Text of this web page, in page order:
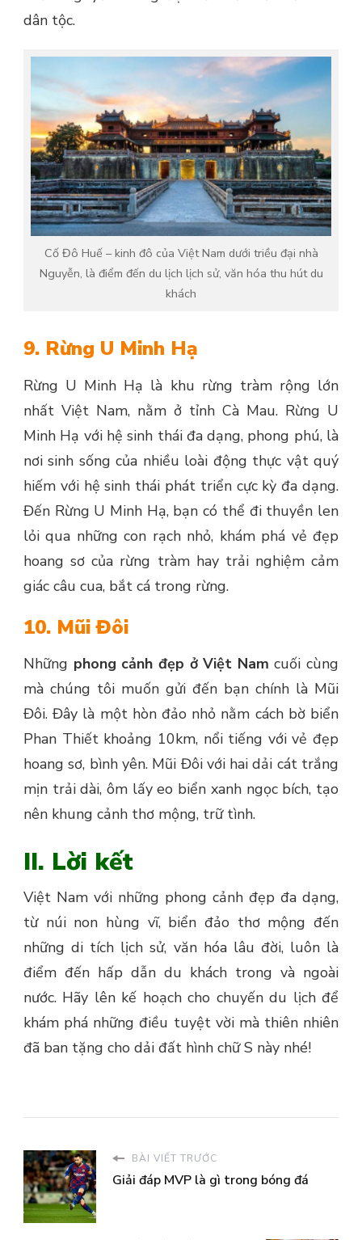
dân tộc.
Cố Đô Huế – kinh đô của Việt Nam dưới triều đại nhà
Nguyễn, là điểm đến du lịch lịch sử, văn hóa thu hút du
khách
9. Rừng U Minh Hạ
Rừng U Minh Hạ là khu rừng tràm rộng lớn
nhất Việt Nam, nằm ở tỉnh Cà Mau. Rừng U
Minh Hạ với hệ sinh thái đa dạng, phong phú, là
nơi sinh sống của nhiều loài động thực vật quý
hiếm với hệ sinh thái phát triển cực kỳ đa dạng.
Đến Rừng U Minh Hạ, bạn có thể đi thuyền len
lỏi qua những con rạch nhỏ, khám phá vẻ đẹp
hoang sơ của rừng tràm hay trải nghiệm cảm
giác câu cua, bắt cá trong rừng.
10. Mũi Đôi
Những phong cảnh đẹp ở Việt Nam cuối cùng
mà chúng tôi muốn gửi đến bạn chính là Mũi
Đôi. Đây là một hòn đảo nhỏ nằm cách bờ biển
Phan Thiết khoảng 10km, nổi tiếng với vẻ đẹp
hoang sơ, bình yên. Mũi Đôi với hai dải cát trắng
mịn trải dài, ôm lấy eo biển xanh ngọc bích, tạo
nên khung cảnh thơ mộng, trữ tình.
II. Lời kết
Việt Nam với những phong cảnh đẹp đa dạng,
từ núi non hùng vĩ, biển đảo thơ mộng đến
những di tích lịch sử, văn hóa lâu đời, luôn là
điểm đến hấp dẫn du khách trong và ngoài
nước. Hãy lên kế hoạch cho chuyến du lịch để
khám phá những điều tuyệt vời mà thiên nhiên
đã ban tặng cho dải đất hình chữ S này nhé!
BÀI VIẾT TRƯỚC
Giải đáp MVP là gì trong bóng đá